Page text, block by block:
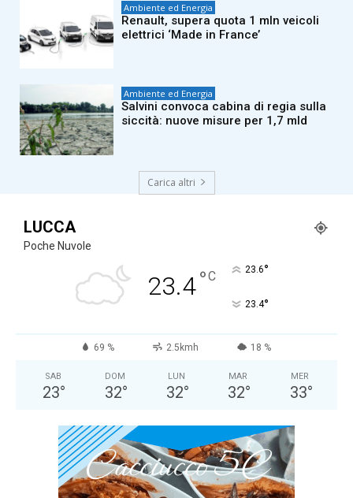
Ambiente ed Energia
Renault, supera quota 1 mln veicoli
elettrici ‘Made in France’
Ambiente ed Energia
Salvini convoca cabina di regia sulla
siccità: nuove misure per 1,7 mld
Carica altri
LUCCA
Poche Nuvole
23.4°C 23.6°
23.4°
69 % 2.5kmh 18 %
SAB
23°
DOM
32°
LUN
32°
MAR
32°
MER
33°